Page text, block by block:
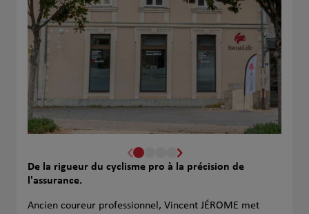
De la rigueur du cyclisme pro à la précision de
l'assurance.
Ancien coureur professionnel, Vincent JÉROME met